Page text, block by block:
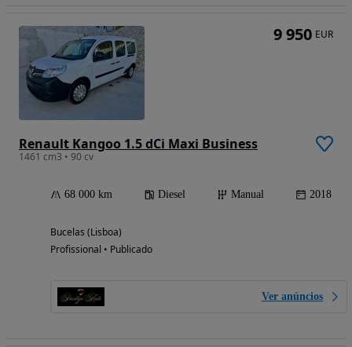
Renault Kangoo 1.5 dCi Maxi Business
1461 cm3 • 90 cv
68 000 km Diesel Manual 2018
Bucelas (Lisboa)
Profissional • Publicado
Ver anúncios
9 950 EUR